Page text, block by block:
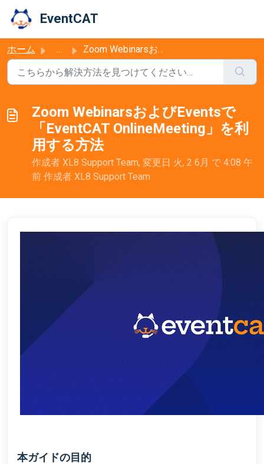
EventCAT
ホーム ... Zoom WebinarsおよびEventsで「EventCAT OnlineMeeting」を利用する方法
Zoom WebinarsおよびEventsで
「EventCAT OnlineMeeting」を利
用する方法
作成者 XL8 Support Team, 変更日 火, 2 6月 で 4:08 午
前 作成者 XL8 Support Team
本ガイドの目的